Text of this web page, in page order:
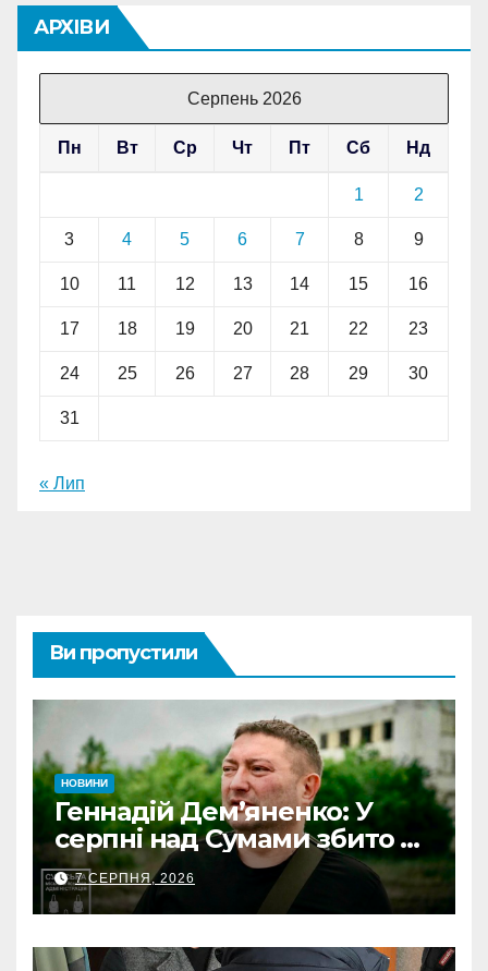
АРХІВИ
Серпень 2026
Пн Вт Ср Чт Пт Сб Нд
1 2
3 4 5 6 7 8 9
10 11 12 13 14 15 16
17 18 19 20 21 22 23
24 25 26 27 28 29 30
31
« Лип
Ви пропустили
НОВИНИ
Геннадій Дем’яненко: У
серпні над Сумами збито 6
КАБів
7 СЕРПНЯ, 2026